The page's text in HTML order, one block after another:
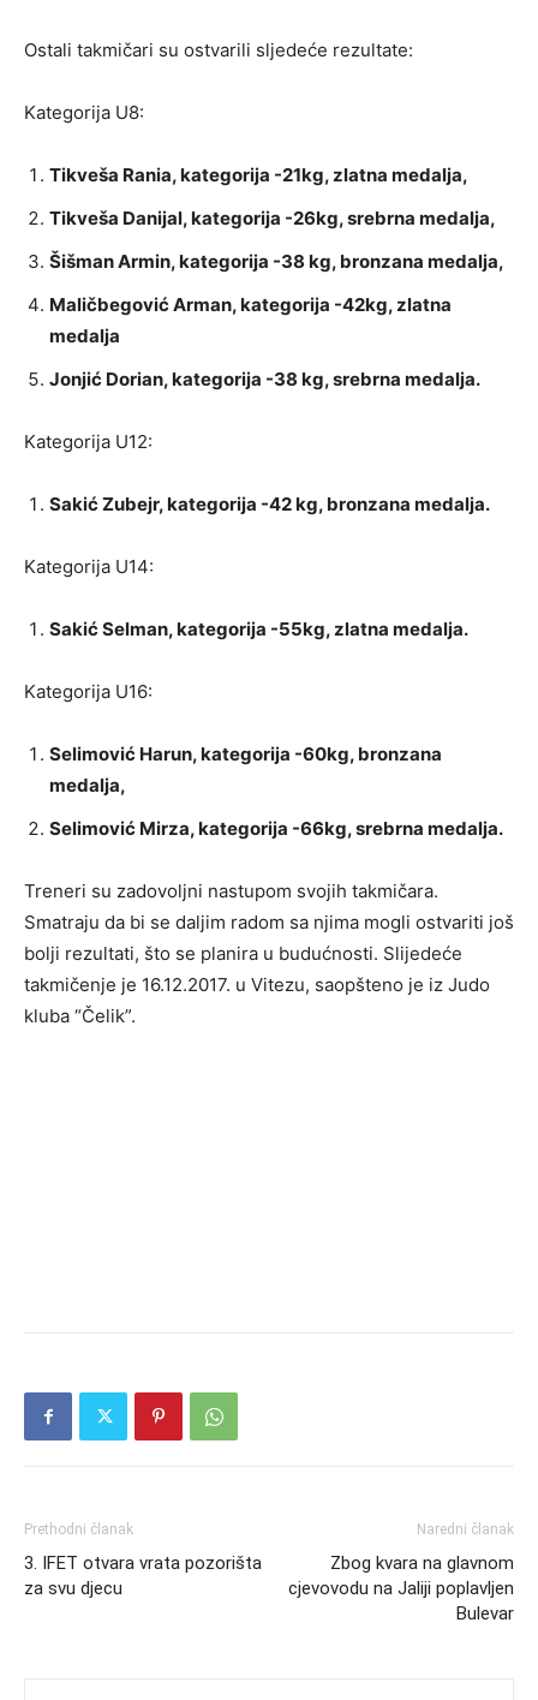
Ostali takmičari su ostvarili sljedeće rezultate:
Kategorija U8:
Tikveša Rania, kategorija -21kg, zlatna medalja,
Tikveša Danijal, kategorija -26kg, srebrna medalja,
Šišman Armin, kategorija -38 kg, bronzana medalja,
Maličbegović Arman, kategorija -42kg, zlatna
medalja
Jonjić Dorian, kategorija -38 kg, srebrna medalja.
Kategorija U12:
Sakić Zubejr, kategorija -42 kg, bronzana medalja.
Kategorija U14:
Sakić Selman, kategorija -55kg, zlatna medalja.
Kategorija U16:
Selimović Harun, kategorija -60kg, bronzana
medalja,
Selimović Mirza, kategorija -66kg, srebrna medalja.
Treneri su zadovoljni nastupom svojih takmičara.
Smatraju da bi se daljim radom sa njima mogli ostvariti još
bolji rezultati, što se planira u budućnosti. Slijedeće
takmičenje je 16.12.2017. u Vitezu, saopšteno je iz Judo
kluba “Čelik”.
Prethodni članak
3. IFET otvara vrata pozorišta
za svu djecu
Naredni članak
Zbog kvara na glavnom
cjevovodu na Jaliji poplavljen
Bulevar